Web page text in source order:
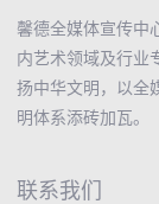
馨德全媒体宣传中
内艺术领域及行业
扬中华文明，以全
明体系添砖加瓦。
联系我们